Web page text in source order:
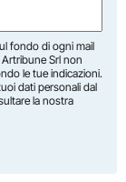
fondo di ogni mail
Artribune Srl non
le tue indicazioni.
dati personali dal
la nostra